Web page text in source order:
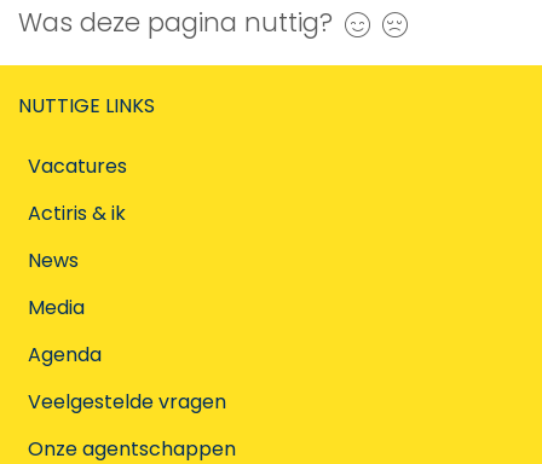
Was deze pagina nuttig? Ja
NUTTIGE LINKS
Vacatures
Actiris & ik
News
Media
Agenda
Veelgestelde vragen
Onze agentschappen